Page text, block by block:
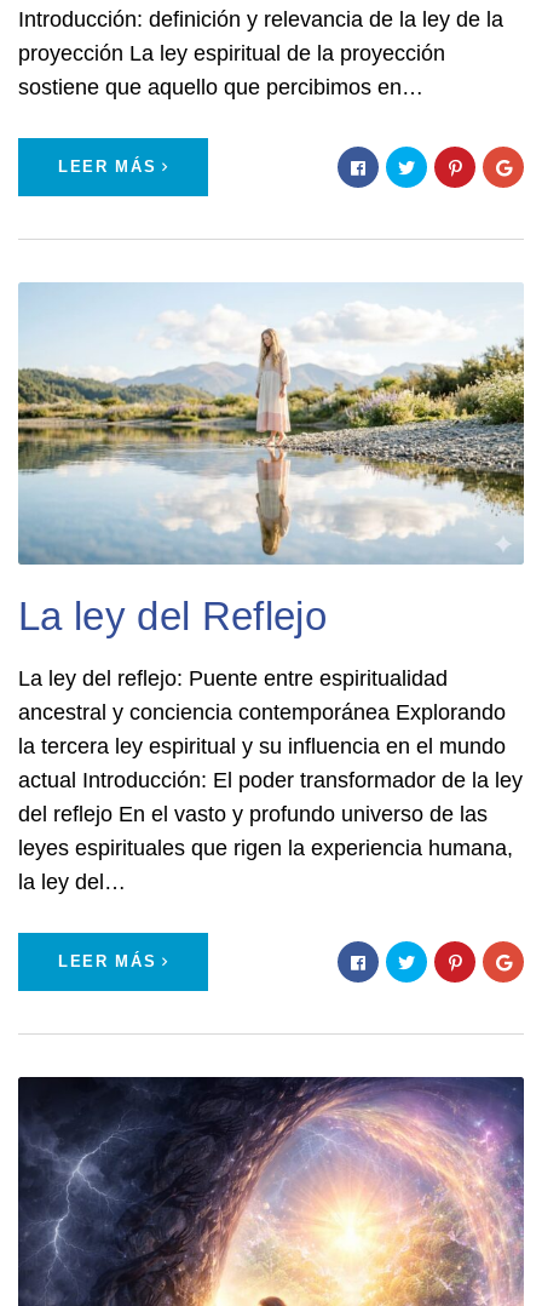
Introducción: definición y relevancia de la ley de la
proyección La ley espiritual de la proyección
sostiene que aquello que percibimos en…
LEER MÁS
La ley del Reflejo
La ley del reflejo: Puente entre espiritualidad
ancestral y conciencia contemporánea Explorando
la tercera ley espiritual y su influencia en el mundo
actual Introducción: El poder transformador de la ley
del reflejo En el vasto y profundo universo de las
leyes espirituales que rigen la experiencia humana,
la ley del…
LEER MÁS